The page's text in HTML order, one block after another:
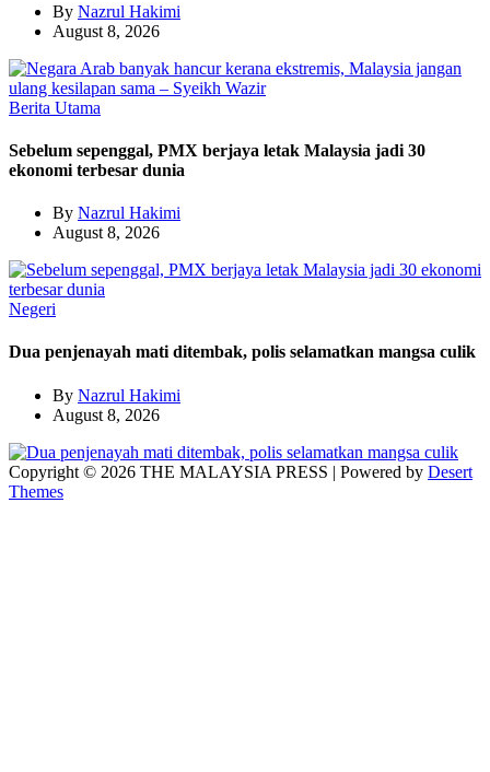
By Nazrul Hakimi
August 8, 2026
Berita Utama
Sebelum sepenggal, PMX berjaya letak Malaysia jadi 30
ekonomi terbesar dunia
By Nazrul Hakimi
August 8, 2026
Negeri
Dua penjenayah mati ditembak, polis selamatkan mangsa culik
By Nazrul Hakimi
August 8, 2026
Copyright © 2026 THE MALAYSIA PRESS | Powered by Desert
Themes